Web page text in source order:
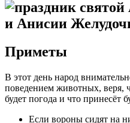
Приметы
В этот день народ
поведением животных, веря,
будет погода и что принесёт
Если вороны сидят на